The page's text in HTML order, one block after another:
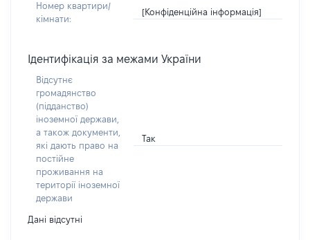
Номер квартири/
кімнати:
[Конфіденційна інформація]
Ідентифікація за межами України
Відсутнє
громадянство
(підданство)
іноземної держави,
а також документи,
які дають право на
постійне
проживання на
території іноземної
держави
Так
Дані відсутні